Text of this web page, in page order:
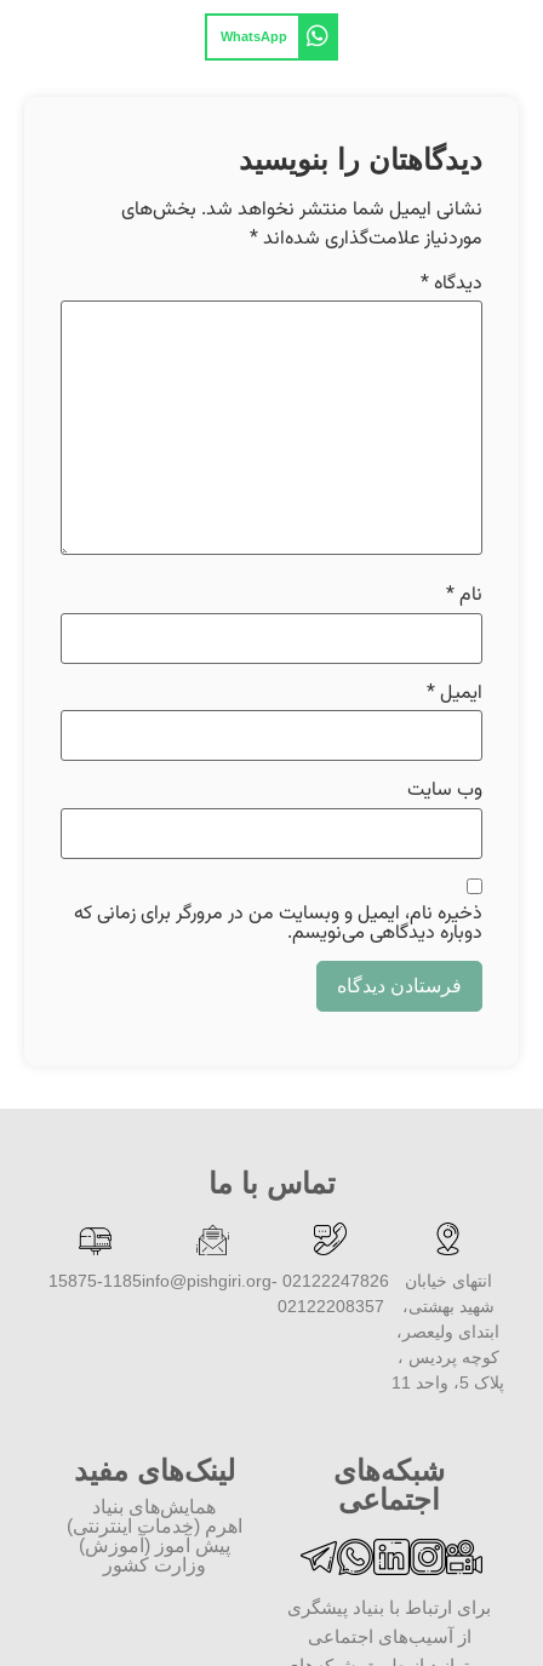
WhatsApp
دیدگاهتان را بنویسید
نشانی ایمیل شما منتشر نخواهد شد. بخش‌های
موردنیاز علامت‌گذاری شده‌اند*
دیدگاه*
نام*
ایمیل*
وب‌ سایت
ذخیره نام، ایمیل و وبسایت من در مرورگر برای زمانی که
دوباره دیدگاهی می‌نویسم.
تماس با ما
انتهای خیابان
شهید بهشتی،
ابتدای ولیعصر،
کوچه پردیس ،
پلاک 5، واحد 11
02122247826 -
02122208357
info@pishgiri.org
15875-1185
شبکه‌های
اجتماعی
برای ارتباط با بنیاد پیشگری
از آسیب‌های اجتماعی
لینک‌های مفید
همایش‌های بنیاد
اهرم (خدمات اینترنتی)
پیش آموز (آموزش)
وزارت کشور